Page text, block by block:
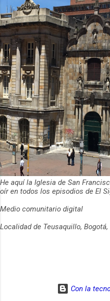
He aquí la Iglesia de San
oír en todos los episodios de El
Medio comunitario digital
Localidad de Teusaquillo, Bogotá,
Con la